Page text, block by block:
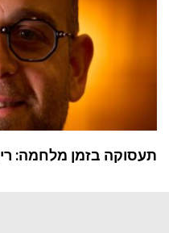
תעסוקה בזמן מלחמה: